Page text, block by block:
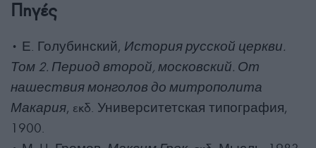
Πηγές
• Е. Голубинский, История русской церкви.
Том 2. Период второй, московский. От
нашествия монголов до митрополита
Макария, εκδ. Университетская типография,
1900.